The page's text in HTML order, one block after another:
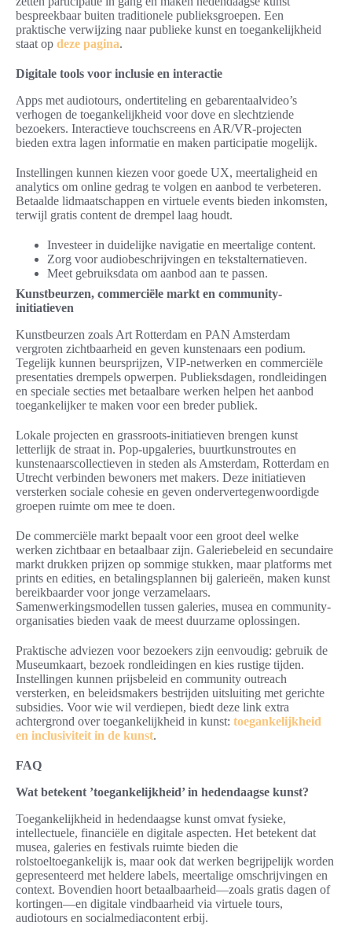
bespreekbaar buiten traditionele publieksgroepen. Een
praktische verwijzing naar publieke kunst en toegankelijkheid
staat op deze pagina.
Digitale tools voor inclusie en interactie
Apps met audiotours, ondertiteling en gebarentaalvideo’s
verhogen de toegankelijkheid voor dove en slechtziende
bezoekers. Interactieve touchscreens en AR/VR-projecten
bieden extra lagen informatie en maken participatie mogelijk.
Instellingen kunnen kiezen voor goede UX, meertaligheid en
analytics om online gedrag te volgen en aanbod te verbeteren.
Betaalde lidmaatschappen en virtuele events bieden inkomsten,
terwijl gratis content de drempel laag houdt.
Investeer in duidelijke navigatie en meertalige content.
Zorg voor audiobeschrijvingen en tekstalternatieven.
Meet gebruiksdata om aanbod aan te passen.
Kunstbeurzen, commerciële markt en community-
initiatieven
Kunstbeurzen zoals Art Rotterdam en PAN Amsterdam
vergroten zichtbaarheid en geven kunstenaars een podium.
Tegelijk kunnen beursprijzen, VIP-netwerken en commerciële
presentaties drempels opwerpen. Publieksdagen, rondleidingen
en speciale secties met betaalbare werken helpen het aanbod
toegankelijker te maken voor een breder publiek.
Lokale projecten en grassroots-initiatieven brengen kunst
letterlijk de straat in. Pop-upgaleries, buurtkunstroutes en
kunstenaarscollectieven in steden als Amsterdam, Rotterdam en
Utrecht verbinden bewoners met makers. Deze initiatieven
versterken sociale cohesie en geven ondervertegenwoordigde
groepen ruimte om mee te doen.
De commerciële markt bepaalt voor een groot deel welke
werken zichtbaar en betaalbaar zijn. Galeriebeleid en secundaire
markt drukken prijzen op sommige stukken, maar platforms met
prints en edities, en betalingsplannen bij galerieën, maken kunst
bereikbaarder voor jonge verzamelaars.
Samenwerkingsmodellen tussen galeries, musea en community-
organisaties bieden vaak de meest duurzame oplossingen.
Praktische adviezen voor bezoekers zijn eenvoudig: gebruik de
Museumkaart, bezoek rondleidingen en kies rustige tijden.
Instellingen kunnen prijsbeleid en community outreach
versterken, en beleidsmakers bestrijden uitsluiting met gerichte
subsidies. Voor wie wil verdiepen, biedt deze link extra
achtergrond over toegankelijkheid in kunst: toegankelijkheid
en inclusiviteit in de kunst.
FAQ
Wat betekent ’toegankelijkheid’ in hedendaagse kunst?
Toegankelijkheid in hedendaagse kunst omvat fysieke,
intellectuele, financiële en digitale aspecten. Het betekent dat
musea, galeries en festivals ruimte bieden die
rolstoeltoegankelijk is, maar ook dat werken begrijpelijk worden
gepresenteerd met heldere labels, meertalige omschrijvingen en
context. Bovendien hoort betaalbaarheid—zoals gratis dagen of
kortingen—en digitale vindbaarheid via virtuele tours,
audiotours en socialmediacontent erbij.